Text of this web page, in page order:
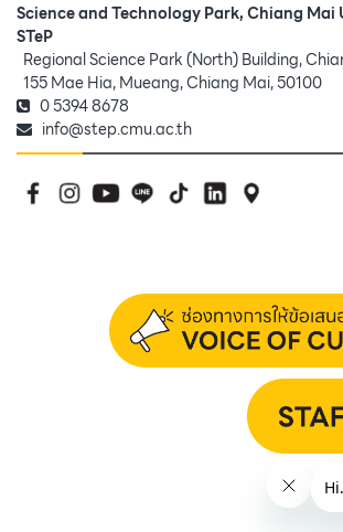
Science and Technology Park, Chiang Mai
STeP
Regional Science Park (North) Building,
155 Mae Hia, Mueang, Chiang Mai, 50100
0 5394 8678
info@step.cmu.ac.th